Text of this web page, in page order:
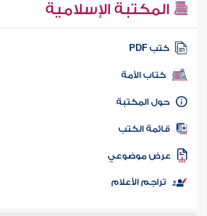
المكتبة الإسلامية
كتب PDF
كتاب الأمة
المكتبة
الكتب
موضوعي